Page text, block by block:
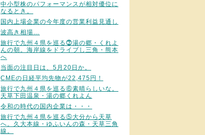
中小型株のパフォーマンスが相対優位に
なるとき。
国内上場企業の今年度の営業利益見通し
波高き相場…
旅行で九州４県を巡る⓻湯の郷・くれよ
んの朝。海岸線をドライブし三角・熊本
へ
当面の注目日は、5月20日か。
CMEの日経平均先物が22,475円！
旅行で九州４県を巡る⑥素晴らしいな。
天草下田温泉・湯の郷くれよん
令和の時代の国内企業は・・・
旅行で九州４県を巡る⑤大分から天草
へ。久大本線・ゆふいんの森・天草三角
線。